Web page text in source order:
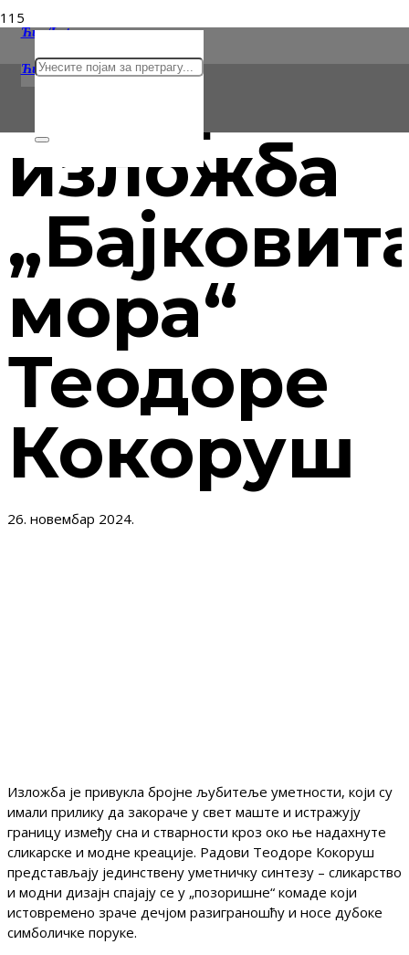
Ћир/Lat
Ћирилица Latinica
Отворена
изложба
мора“
Теодоре
Кокоруш
26. новембар 2024.
Изложба је привукла бројне љубитеље уметности, који су
имали прилику да закораче у свет маште и истражују
границу између сна и стварности кроз око ње надахнуте
сликарске и модне креације. Радови Теодоре Кокоруш
представљају јединствену уметничку синтезу – сликарство
и модни дизајн спајају се у „позоришне“ комаде који
истовремено зраче дечјом разиграношћу и носе дубоке
симболичке поруке.